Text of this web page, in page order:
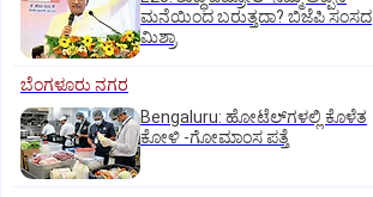
ಮನೆಯಿಂದ ಬರುತ್ತದಾ? ಬಿಜೆಪಿ ಸಂಸದ
ಮಿಶ್ರಾ
ಬೆಂಗಳೂರು ನಗರ
Bengaluru: ಹೋಟೆಲ್‌ಗ‌ಳಲ್ಲಿ ಕೊಳೆತ
ಕೋಳಿ -ಗೋಮಾಂಸ ಪತ್ತೆ